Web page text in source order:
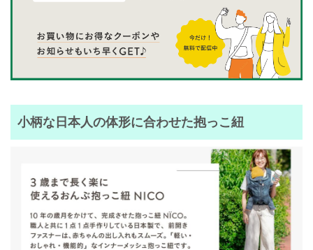
小柄な日本人の体形に合わせた抱っこ紐